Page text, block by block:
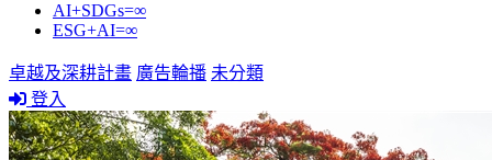
AI+SDGs=∞
ESG+AI=∞
卓越及深耕計畫 廣告輪播 未分類
登入